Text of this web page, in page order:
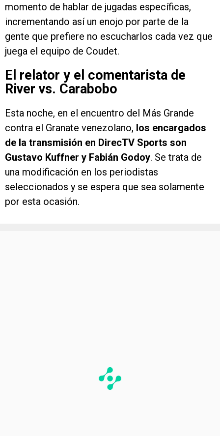
momento de hablar de jugadas específicas,
incrementando así un enojo por parte de la
gente que prefiere no escucharlos cada vez que
juega el equipo de Coudet.
El relator y el comentarista de
River vs. Carabobo
Esta noche, en el encuentro del Más Grande
contra el Granate venezolano, los encargados
de la transmisión en DirecTV Sports son
Gustavo Kuffner y Fabián Godoy. Se trata de
una modificación en los periodistas
seleccionados y se espera que sea solamente
por esta ocasión.